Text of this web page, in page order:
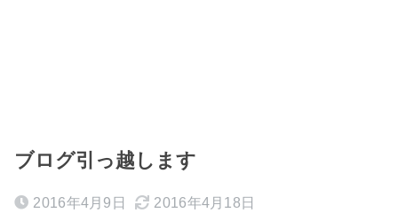
ブログ引っ越します
2016年4月9日 2016年4月18日